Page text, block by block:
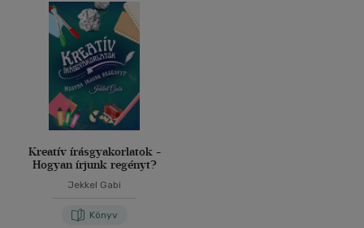
Kreatív írásgyakorlatok -
Hogyan írjunk regényt?
Jekkel Gabi
Könyv